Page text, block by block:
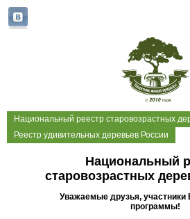
Национальный реестр старовозрастных
Реестр удивительных деревьев России
Национальный
старовозрастных
Уважаемые друзья, участники
программы!